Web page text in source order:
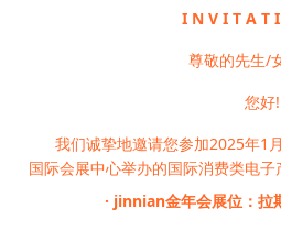
I N V I T A T
尊敬的先生/
您好!
我们诚挚地邀请您参加2025年1
国际会展中心举办的国际消费类电子
· jinnian金年会展位：